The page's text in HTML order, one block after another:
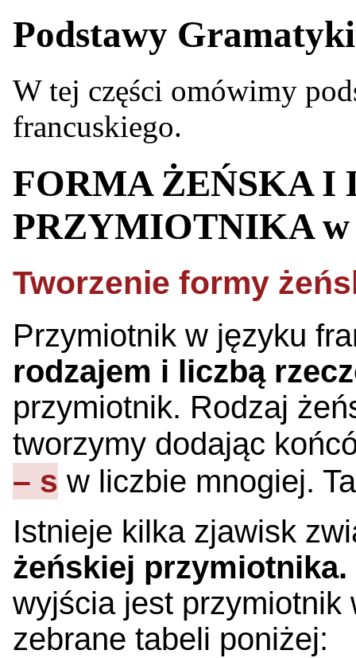
Podstawy
W tej części omówimy
francuskiego.
FORMA ŻEŃSKA I
PRZYMIOTNIKA w
Tworzenie formy
Przymiotnik w języku
rodzajem i liczbą
przymiotnik. Rodzaj
tworzymy dodając
– s w liczbie mnogiej.
Istnieje kilka zjawisk
żeńskiej przymiotnika.
wyjścia jest przymiotnik
zebrane tabeli poniżej: